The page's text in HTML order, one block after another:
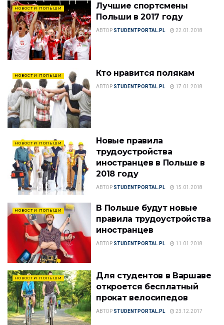
НОВОСТИ ПОЛЬШИ
Лучшие спортсмены
Польши в 2017 году
АВТОР STUDENTPORTAL.PL 22.01.2018
НОВОСТИ ПОЛЬШИ Кто нравится полякам
АВТОР STUDENTPORTAL.PL 17.01.2018
НОВОСТИ ПОЛЬШИ
Новые правила
трудоустройства
иностранцев в Польше в
2018 году
АВТОР STUDENTPORTAL.PL 15.01.2018
НОВОСТИ ПОЛЬШИ
В Польше будут новые
правила трудоустройства
иностранцев
АВТОР STUDENTPORTAL.PL 11.01.2018
НОВОСТИ ПОЛЬШИ
Для студентов в Варшаве
откроется бесплатный
прокат велосипедов
АВТОР STUDENTPORTAL.PL 23.12.2017